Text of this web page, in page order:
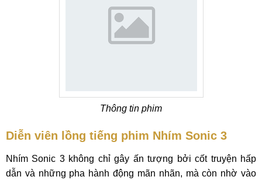
Thông tin phim
Diễn viên lồng tiếng phim Nhím Sonic 3
Nhím Sonic 3 không chỉ gây ấn tượng bởi cốt truyện hấp
dẫn và những pha hành động mãn nhãn, mà còn nhờ vào